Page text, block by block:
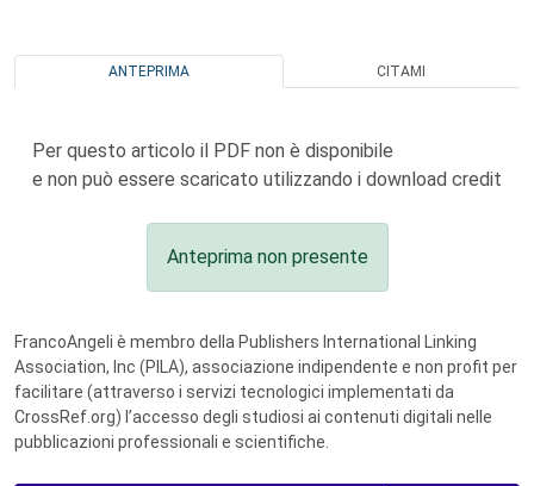
ANTEPRIMA CITAMI
Per questo articolo il PDF non è disponibile
e non può essere scaricato utilizzando i download credit
Anteprima non presente
FrancoAngeli è membro della Publishers International Linking
Association, Inc (PILA), associazione indipendente e non profit per
facilitare (attraverso i servizi tecnologici implementati da
CrossRef.org) l’accesso degli studiosi ai contenuti digitali nelle
pubblicazioni professionali e scientifiche.